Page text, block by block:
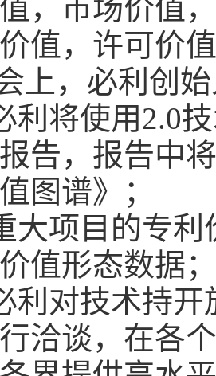
，市场价值
值，许可价
上，必利创
利将使用2.0
告，报告中
图谱》；
大项目的专
值形态数据；
利对技术持
洽谈，在各